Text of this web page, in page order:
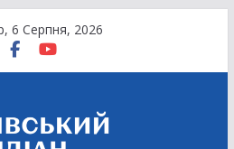
6 Серпня, 2026